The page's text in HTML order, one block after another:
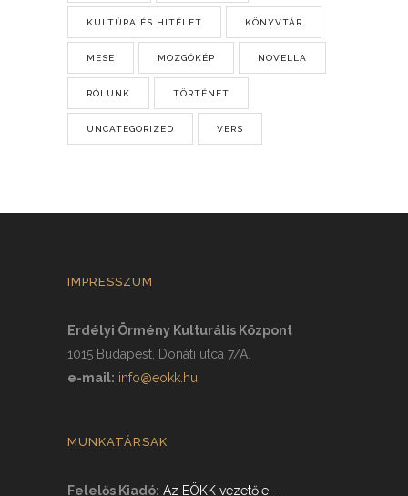
KULTÚRA ÉS HITÉLET KÖNYVTÁR
MESE MOZGÓKÉP NOVELLA
RÓLUNK TÖRTÉNET
UNCATEGORIZED VERS
IMPRESSZUM
Erdélyi Örmény Kulturális Központ
1015 Budapest, Donáti utca 7/A.
e-mail: info@eokk.hu
MUNKATÁRSAK
Felelős Kiadó: Az EÖKK vezetője –